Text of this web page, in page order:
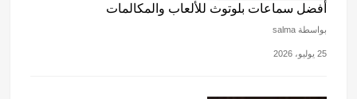
أفضل سماعات بلوتوث للألعاب والمكالمات
بواسطة salma
25 يوليو، 2026